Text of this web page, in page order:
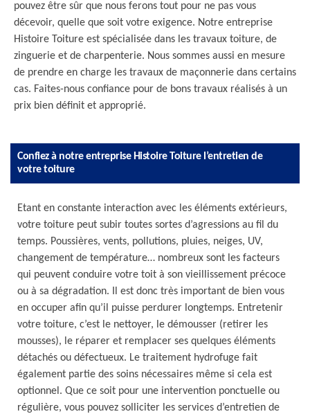
pouvez être sûr que nous ferons tout pour ne pas vous
décevoir, quelle que soit votre exigence. Notre entreprise
Histoire Toiture est spécialisée dans les travaux toiture, de
zinguerie et de charpenterie. Nous sommes aussi en mesure
de prendre en charge les travaux de maçonnerie dans certains
cas. Faites-nous confiance pour de bons travaux réalisés à un
prix bien définit et approprié.
Confiez à notre entreprise Histoire Toiture l’entretien de
votre toiture
Etant en constante interaction avec les éléments extérieurs,
votre toiture peut subir toutes sortes d’agressions au fil du
temps. Poussières, vents, pollutions, pluies, neiges, UV,
changement de température… nombreux sont les facteurs
qui peuvent conduire votre toit à son vieillissement précoce
ou à sa dégradation. Il est donc très important de bien vous
en occuper afin qu’il puisse perdurer longtemps. Entretenir
votre toiture, c’est le nettoyer, le démousser (retirer les
mousses), le réparer et remplacer ses quelques éléments
détachés ou défectueux. Le traitement hydrofuge fait
également partie des soins nécessaires même si cela est
optionnel. Que ce soit pour une intervention ponctuelle ou
régulière, vous pouvez solliciter les services d’entretien de